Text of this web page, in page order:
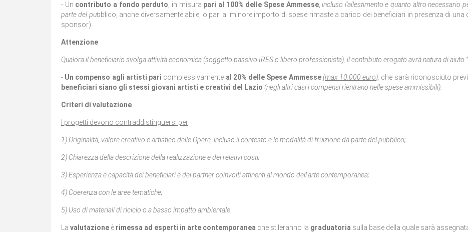
- Un contributo a fondo perduto , in misura pari al 100% delle Spese Ammesse,incluso l’allestimento e quanto altro necessario
parte del pubblico, anche diversamente abile, o pari al minore importo di spese rimaste a carico dei beneficiari in presenza di
sponsor).
Attenzione
Qualora il beneficiario svolga attività economica (soggetto passivo IRES o libero professionista), il contributo erogato avrà natura di aiuto
- Un compenso agli artisti pari complessivamente al 20% delle Spese Ammesse (max 10.000 euro) che sarà riconosciuto
beneficiari siano gli stessi giovani artisti e creativi del Lazio (negli altri casi i compensi rientrano nelle spese ammissibili).
Criteri di valutazione
I progetti devono contraddistinguersi per:
1) Originalità, valore creativo e artistico delle Opere, incluso il contesto e le modalità di fruizione da parte del pubblico;
2) Chiarezza della descrizione della realizzazione e dei relativi costi;
3) Esperienza e capacità dei beneficiari e dei partner coinvolti attinenti al mondo dell’arte contemporanea;
4) Coerenza con le aree tematiche;
5) Uso di materiali di riciclo o a basso impatto ambientale.
La valutazione è rimessa ad esperti in arte contemporanea che stileranno la graduatoria sulla base della quale sarà